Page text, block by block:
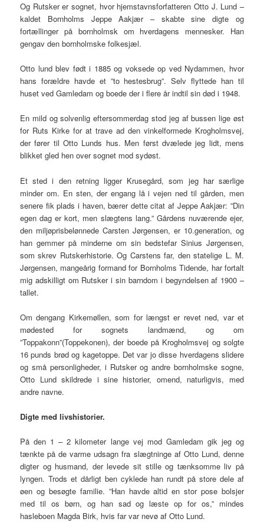
Og Rutsker er sognet, hvor hjemstavnsforfatteren Otto J. Lund –
kaldet Bornholms Jeppe Aakjær – skabte sine digte og
fortællinger på bornholmsk om hverdagens mennesker. Han
gengav den bornholmske folkesjæl.
Otto lund blev født i 1885 og voksede op ved Nydammen, hvor
hans forældre havde et ”to hestesbrug”. Selv flyttede han til
huset ved Gamledam og boede der i flere år indtil sin død i 1948.
En mild og solvenlig eftersommerdag stod jeg af bussen lige øst
for Ruts Kirke for at trave ad den vinkelformede Krogholmsvej,
der fører til Otto Lunds hus. Men først dvælede jeg lidt, mens
blikket gled hen over sognet mod sydøst.
Et sted i den retning ligger Krusegård, som jeg har særlige
minder om. En sten, der engang lå i vejen ned til gården, men
senere fik plads i haven, bærer dette citat af Jeppe Aakjær: ”Din
egen dag er kort, men slægtens lang.” Gårdens nuværende ejer,
den miljøprisbelønnede Carsten Jørgensen, er 10.generation, og
han gemmer på minderne om sin bedstefar Sinius Jørgensen,
som skrev Rutskerhistorie. Og Carstens far, den statelige L. M.
Jørgensen, mangeårig formand for Bornholms Tidende, har fortalt
mig adskilligt om Rutsker i sin barndom i begyndelsen af 1900 –
tallet.
Om dengang Kirkemøllen, som for længst er revet ned, var et
mødested for sognets landmænd, og om
”Toppakonn”(Toppekonen), der boede på Krogholmsvej og solgte
16 punds brød og kagetoppe. Det var jo disse hverdagens slidere
og små personligheder, i Rutsker og andre bornholmske sogne,
Otto Lund skildrede i sine historier, omend, naturligvis, med
andre navne.
Digte med livshistorier.
På den 1 – 2 kilometer lange vej mod Gamledam gik jeg og
tænkte på de varme udsagn fra slægtninge af Otto Lund, denne
digter og husmand, der levede sit stille og tænksomme liv på
lyngen. Trods et dårligt ben cyklede han rundt på store dele af
øen og besøgte familie. ”Han havde altid en stor pose bolsjer
med til os børn, og han sad og læste op for os,” mindes
hasleboen Magda Birk, hvis far var nevø af Otto Lund.